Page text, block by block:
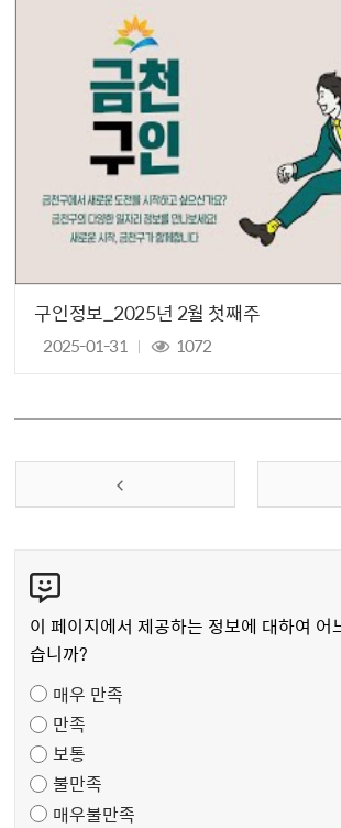
구인정보_2025년 2월 첫째주
2025-01-31 1072
텐
츠
만
도
조
사
이 페이지에서 제공하는 정보에 대하여 어
습니까?
매우 만족
만족
보통
불만족
매우불만족